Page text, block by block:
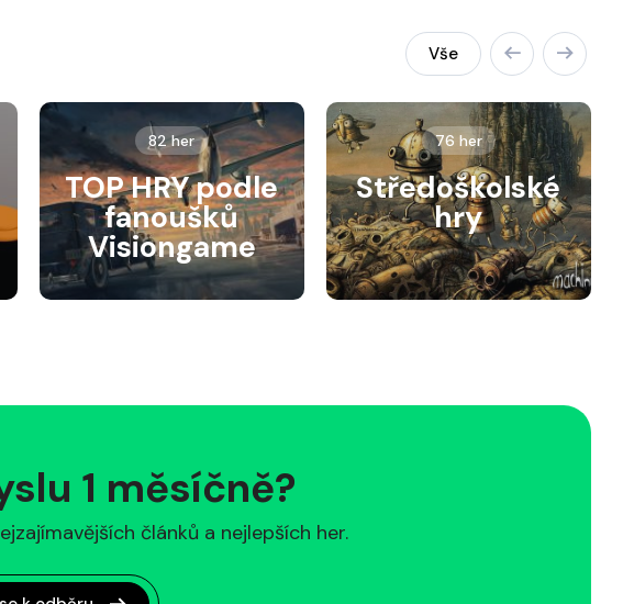
Vše
82 her
TOP HRY podle
fanoušků
Visiongame
76 her
Středoškolské
hry
1 měsíčně?
článků a nejlepších her.